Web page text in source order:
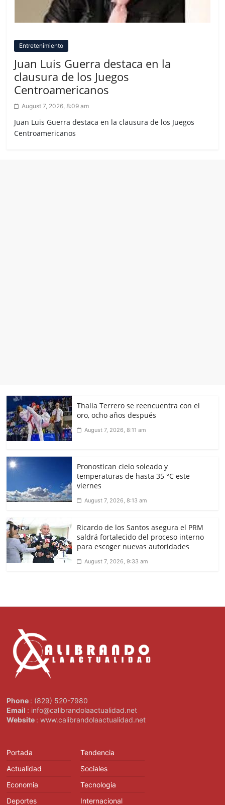
Entretenimiento
Juan Luis Guerra destaca en la
clausura de los Juegos
Centroamericanos
August 7, 2026, 8:09 am
Juan Luis Guerra destaca en la clausura de los Juegos
Centroamericanos
Thalia Terrero se reencuentra con el
oro, ocho años después
August 7, 2026, 8:11 am
Pronostican cielo soleado y
temperaturas de hasta 35 °C este
viernes
August 7, 2026, 8:13 am
Ricardo de los Santos asegura el PRM
saldrá fortalecido del proceso interno
para escoger nuevas autoridades
August 7, 2026, 9:33 am
Phone : (829) 520-7980
Email : info@calibrandolaactualidad.net
Website : www.calibrandolaactualidad.net
Portada
Actualidad
Economia
Deportes
Tendencia
Sociales
Tecnologia
Internacional